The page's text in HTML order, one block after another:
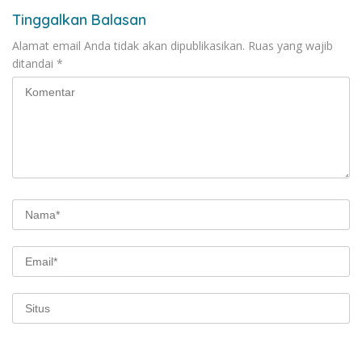
Tinggalkan Balasan
Alamat email Anda tidak akan dipublikasikan. Ruas yang wajib
ditandai *